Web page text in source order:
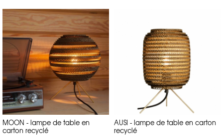
MOON - lampe de table en
carton recyclé
AUSI - lampe de table en carton
recyclé